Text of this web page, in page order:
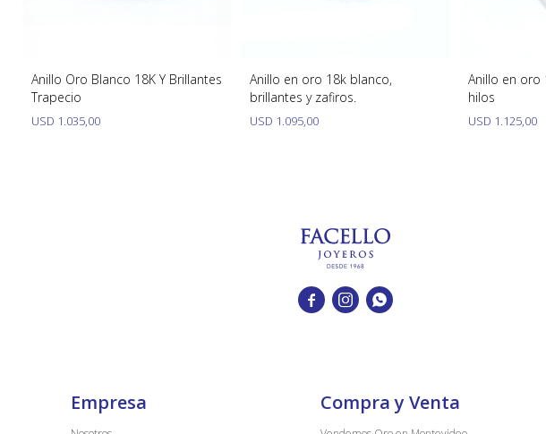
Anillo Oro Blanco 18K Y Brillantes
Trapecio
USD 1.035,00
Anillo en oro 18k blanco,
brillantes y zafiros.
USD 1.095,00
Anillo en
hilos
USD 1.125,00
  
Empresa Compra y Venta